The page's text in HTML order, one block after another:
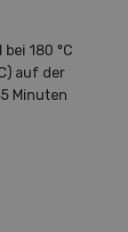
180 °C
auf der
Minuten